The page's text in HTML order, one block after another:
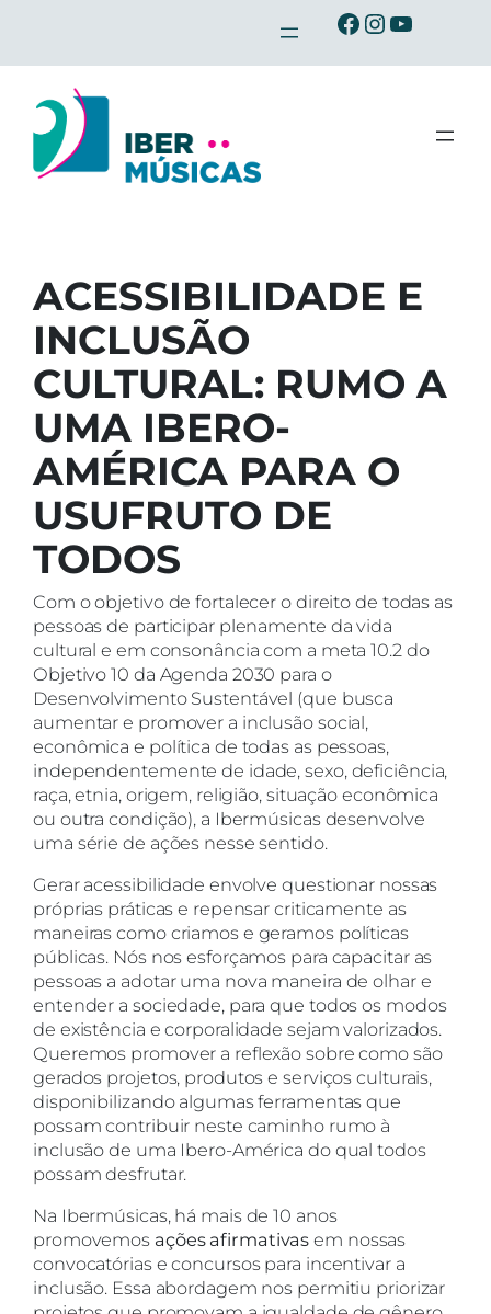
conteúdo
Ibermusicas no Facebook
Ibermusicas no
Ibermusicas no
ACESSIBILIDADE E
INCLUSÃO
CULTURAL: RUMO A
UMA IBERO-
AMÉRICA PARA O
USUFRUTO DE
TODOS
Com o objetivo de fortalecer o direito de todas as
pessoas de participar plenamente da vida
cultural e em consonância com a meta 10.2 do
Objetivo 10 da Agenda 2030 para o
Desenvolvimento Sustentável (que busca
aumentar e promover a inclusão social,
econômica e política de todas as pessoas,
independentemente de idade, sexo, deficiência,
raça, etnia, origem, religião, situação econômica
ou outra condição), a Ibermúsicas desenvolve
uma série de ações nesse sentido.
Gerar acessibilidade envolve questionar nossas
próprias práticas e repensar criticamente as
maneiras como criamos e geramos políticas
públicas. Nós nos esforçamos para capacitar as
pessoas a adotar uma nova maneira de olhar e
entender a sociedade, para que todos os modos
de existência e corporalidade sejam valorizados.
Queremos promover a reflexão sobre como são
gerados projetos, produtos e serviços culturais,
disponibilizando algumas ferramentas que
possam contribuir neste caminho rumo à
inclusão de uma Ibero-América do qual todos
possam desfrutar.
Na Ibermúsicas, há mais de 10 anos
promovemos ações afirmativas em nossas
convocatórias e concursos para incentivar a
inclusão. Essa abordagem nos permitiu priorizar